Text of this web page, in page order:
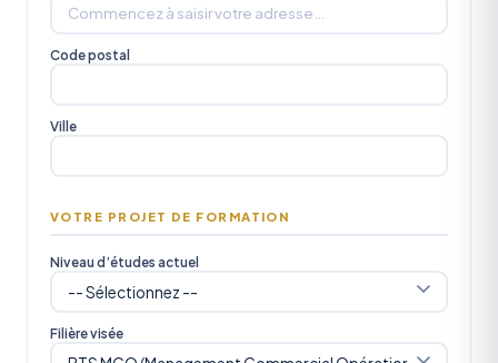
Code postal
Ville
VOTRE PROJET DE FORMATION
Niveau d’études actuel
Filière visée